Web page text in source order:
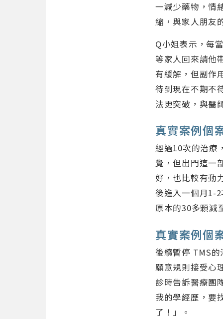
一減少藥物，情
縮，與家人朋友
Q小姐表示，每
等家人回來請他
有緩解，但副作
待到現在不期不
法更突破，與醫
真實案例個
經過10次的治療
覺，但出門這一
好，也比較有動
後進入一個月1-
原本的30多顆減
真實案例個
後續暫停 TMS
願意規則接受心
診時告訴醫療團
我的學經歷，要
了！」。